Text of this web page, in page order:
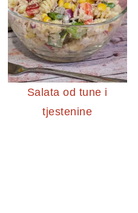
Salata od tune i
tjestenine